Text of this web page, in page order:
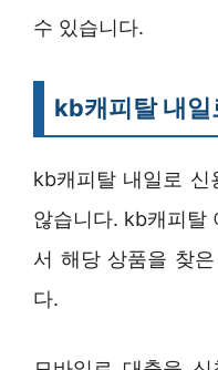
수 있습니다.
kb캐피탈 내일
kb캐피탈 내일로 신
않습니다. kb캐피탈
서 해당 상품을 찾
다.